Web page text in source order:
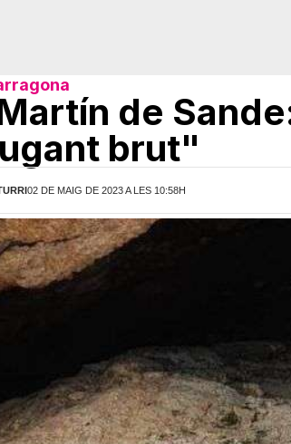
de
brut"
02 DE MAIG DE 2023 A LES 10:58H